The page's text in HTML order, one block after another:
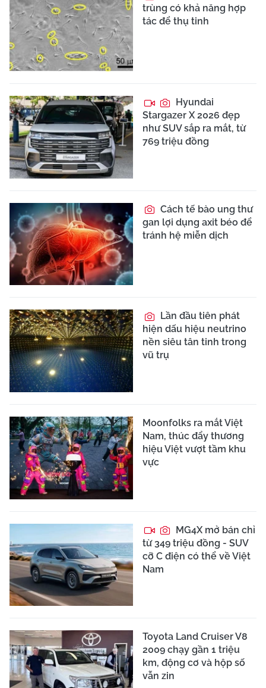
trùng có khả năng hợp
tác để thụ tinh
Hyundai
Stargazer X 2026 đẹp
như SUV sắp ra mắt, từ
769 triệu đồng
Cách tế bào ung thư
gan lợi dụng axit béo để
tránh hệ miễn dịch
Lần đầu tiên phát
hiện dấu hiệu neutrino
nền siêu tân tinh trong
vũ trụ
Moonfolks ra mắt Việt
Nam, thúc đẩy thương
hiệu Việt vượt tầm khu
vực
MG4X mở bán chỉ
từ 349 triệu đồng - SUV
cỡ C điện có thể về Việt
Nam
Toyota Land Cruiser V8
2009 chạy gần 1 triệu
km, động cơ và hộp số
vẫn zin